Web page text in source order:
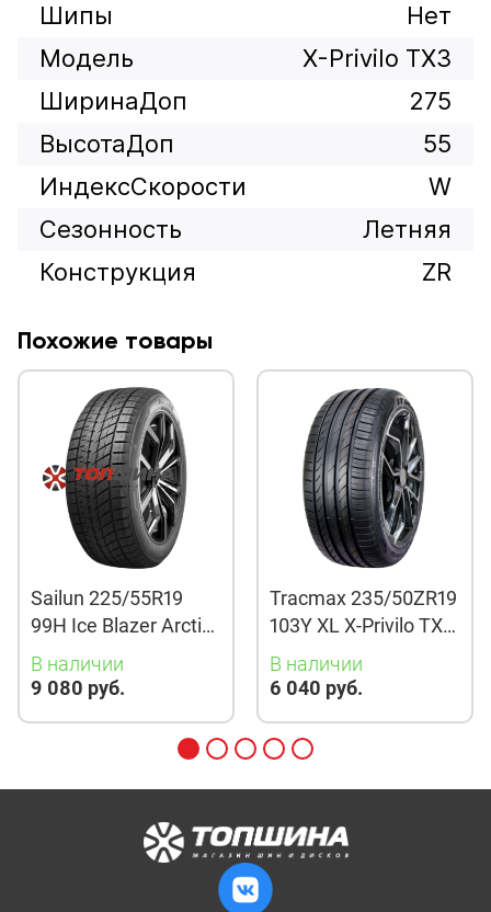
Шипы
Нет
Модель
X-Privilo TX3
ШиринаДоп
275
ВысотаДоп
55
ИндексСкорости
W
Сезонность
Летняя
Конструкция
ZR
Похожие товары
Sailun 225/55R19
99H Ice Blazer Arctic
Evo TL
В наличии
9 080 руб.
Tracmax 235/50ZR19
103Y XL X-Privilo TX3
TL
В наличии
6 040 руб.